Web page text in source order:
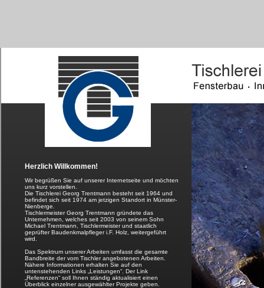
Herzlich Willkommen!
Wir begrüßen Sie auf unserer Internetseite und möchten
uns kurz vorstellen.
Die Tischlerei Georg Trentmann besteht seit 1964 und
befindet sich seit 1974 am jetzigen Standort in Münster-
Nienberge.
Tischlermeister Georg Trentmann gründete das
Unternehmen, welches seit 2003 von seinem Sohn
Michael Trentmann, Tischlermeister und staatlich
geprüfter Baudenkmalpfleger i.F. Holz, weitergeführt
wird.
Das Spektrum unserer Arbeiten umfasst die gesamte
Bandbreite der vom Tischler angebotenen Arbeiten.
Nähere Informationen erhalten Sie auf den
untenstehenden Links „Leistungen“. Der Link
„Referenzen“ soll Ihnen ständig aktualisiert einen
Überblick einzelner ausgewählter Projekte geben.